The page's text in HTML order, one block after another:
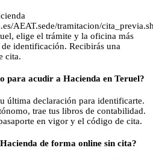
AEAT.sede/tramitacion/
elige el trámite y la oficina más
identificación. Recibirás una
cita.
para acudir a Hacienda en Teruel?
última declaración para identificarte.
trae tus libros de contabilidad.
en vigor y el código de cita.
de forma online sin cita?